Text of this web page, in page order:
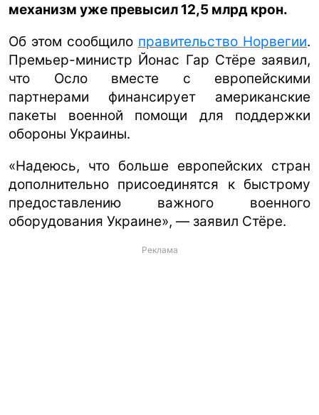
механизм уже превысил 12,5 млрд крон.
Об этом сообщило правительство Норвегии.
Премьер-министр Йонас Гар Стёре заявил,
что Осло вместе с европейскими
партнерами финансирует американские
пакеты военной помощи для поддержки
обороны Украины.
«Надеюсь, что больше европейских стран
дополнительно присоединятся к быстрому
предоставлению важного военного
оборудования Украине», — заявил Стёре.
Реклама